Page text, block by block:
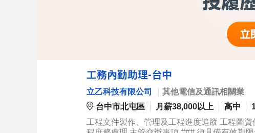
工務內勤助理-台中
立乙科技有限公司
其他電信及通訊相關業
台中市北屯區
月薪38,000以上 高中
工程文件製作、管理及工程進度追蹤 工程圖